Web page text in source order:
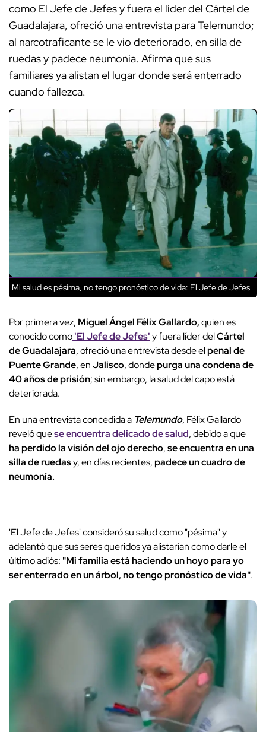
como El Jefe de Jefes y fuera el líder del Cártel de
Guadalajara, ofreció una entrevista para Telemundo;
al narcotraficante se le vio deteriorado, en silla de
ruedas y padece neumonía. Afirma que sus
familiares ya alistan el lugar donde será enterrado
cuando fallezca.
Mi salud es pésima, no tengo pronóstico de vida: El Jefe de Jefes
Por primera vez, Miguel Ángel Félix Gallardo,quien es
conocido como'El Jefe de Jefes'y fuera líder delCártel
de Guadalajara, ofreció una entrevista desde elpenal de
Puente Grande, enJalisco, dondepurga una condena de
40 años de prisión; sin embargo, la salud del capo está
deteriorada.
En una entrevista concedida a Telemundo, Félix Gallardo
reveló quese encuentra delicado de salud, debido a que
ha perdido la visión del ojo derecho,se encuentra en una
silla de ruedasy, en días recientes,padece un cuadro de
neumonía.
'El Jefe de Jefes' consideró su salud como "pésima" y
adelantó que sus seres queridos ya alistarían como darle el
último adiós: "Mi familia está haciendo un hoyo para yo
ser enterrado en un árbol, no tengo pronóstico de vida".